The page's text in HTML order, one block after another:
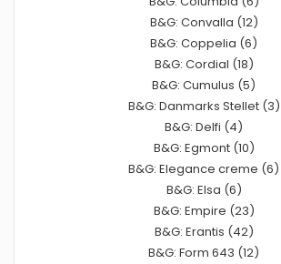
B&G: Convalla (12)
B&G: Coppelia (6)
B&G: Cordial (18)
B&G: Cumulus (5)
B&G: Danmarks Stellet (3)
B&G: Delfi (4)
B&G: Egmont (10)
B&G: Elegance creme (6)
B&G: Elsa (6)
B&G: Empire (23)
B&G: Erantis (42)
B&G: Form 643 (12)